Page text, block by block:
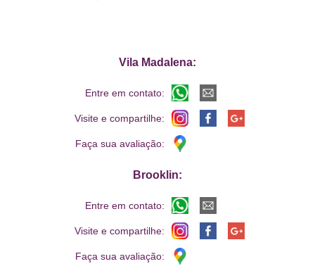
Vila Madalena:
Entre em contato:
Visite e compartilhe:
Faça sua avaliação:
Brooklin:
Entre em contato:
Visite e compartilhe:
Faça sua avaliação: